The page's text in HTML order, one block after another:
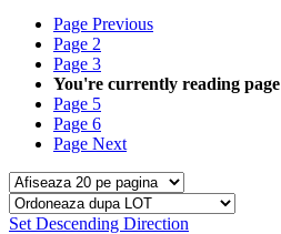
Page Previous
Page 2
Page 3
You're currently reading page
Page 5
Page 6
Page Next
Set Descending Direction